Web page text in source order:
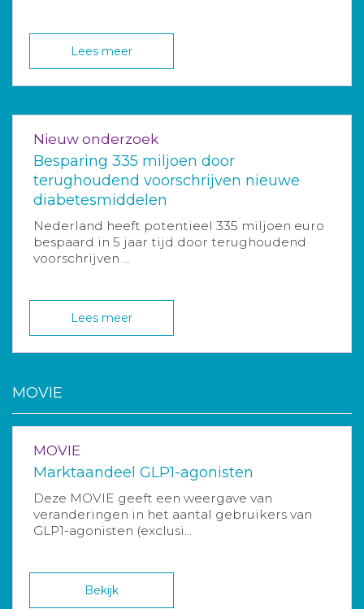
Lees meer
Nieuw onderzoek
Besparing 335 miljoen door
terughoudend voorschrijven nieuwe
diabetesmiddelen
Nederland heeft potentieel 335 miljoen euro
bespaard in 5 jaar tijd door terughoudend
voorschrijven ...
Lees meer
MOVIE
MOVIE
Marktaandeel GLP1-agonisten
Deze MOVIE geeft een weergave van
veranderingen in het aantal gebruikers van
GLP1-agonisten (exclusi...
Bekijk